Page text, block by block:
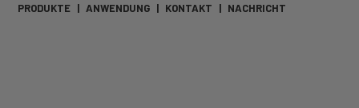
PRODUKTE | ANWENDUNG | KONTAKT | NACHRICHT